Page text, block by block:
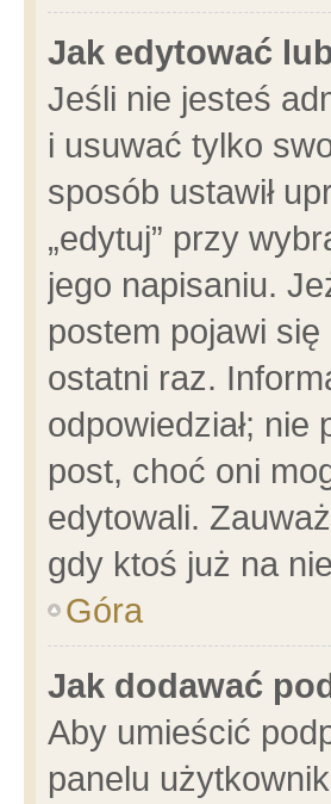
Jak edytować
Jeśli nie jesteś
i usuwać tylko
sposób ustawił
„edytuj” przy
jego napisaniu.
postem pojawi się
ostatni raz.
odpowiedział; nie
post, choć oni
edytowali.
gdy ktoś już na
Góra
Jak dodawać
Aby umieścić
panelu